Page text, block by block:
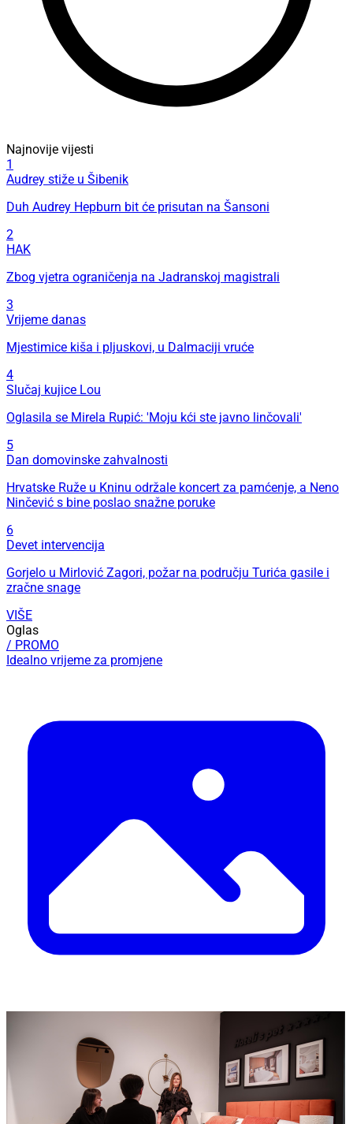
Najnovije vijesti
1
Audrey stiže u Šibenik
Duh Audrey Hepburn bit će prisutan na Šansoni
2
HAK
Zbog vjetra ograničenja na Jadranskoj magistrali
3
Vrijeme danas
Mjestimice kiša i pljuskovi, u Dalmaciji vruće
4
Slučaj kujice Lou
Oglasila se Mirela Rupić: 'Moju kći ste javno linčovali'
5
Dan domovinske zahvalnosti
Hrvatske Ruže u Kninu održale koncert za pamćenje, a Neno
Ninčević s bine poslao snažne poruke
6
Devet intervencija
Gorjelo u Mirlović Zagori, požar na području Turića gasile i
zračne snage
VIŠE
Oglas
/ PROMO
Idealno vrijeme za promjene